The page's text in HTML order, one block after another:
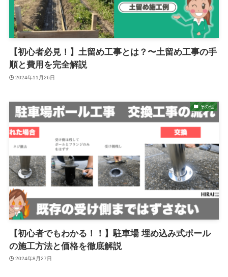
【初心者必見！】土留め工事とは？〜土留め工事の手
順と費用を完全解説
2024年11月26日
その他
【初心者でもわかる！！】駐車場 埋め込み式ポール
の施工方法と価格を徹底解説
2024年8月27日